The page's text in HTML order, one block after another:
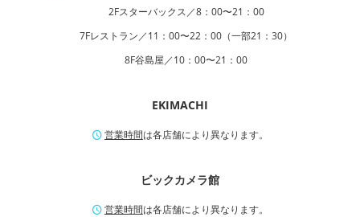
2Fスターバックス／8：00〜21：00
7Fレストラン／11：00〜22：00（一部21：30）
8F谷島屋／10：00〜21：00
EKIMACHI
営業時間は各店舗により異なります。
ビックカメラ館
営業時間は各店舗により異なります。